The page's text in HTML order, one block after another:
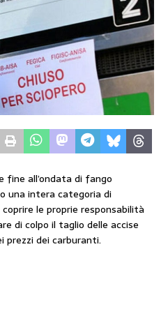
fine all’ondata di fango
una intera categoria di
le proprie responsabilità
di colpo il taglio delle accise
prezzi dei carburanti.